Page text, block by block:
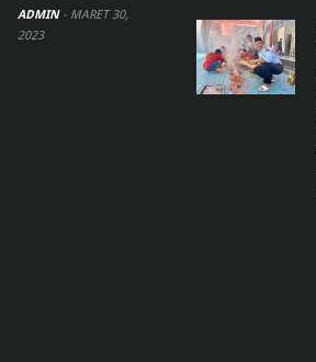
ADMIN - MARET 30,
2023